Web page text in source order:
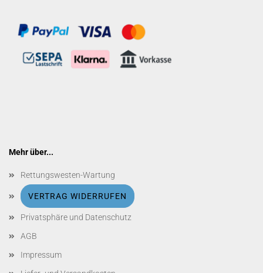
Mehr über...
Rettungswesten-Wartung
VERTRAG WIDERRUFEN
Privatsphäre und Datenschutz
AGB
Impressum